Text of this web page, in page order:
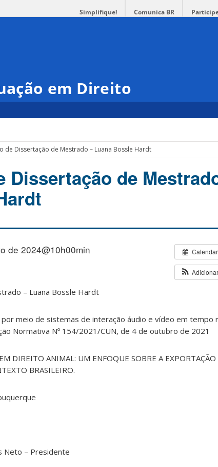
Simplifique! Comunica BR
em Direito
de Dissertação de Mestrado – Luana Bossle Hardt
Dissertação de
Calendar
de 2024@10h00min
– Luana Bossle Hardt
por meio de sistemas de interação áudio e vídeo em tempo
Normativa Nº 154/2021/CUN, de 4 de outubro de 2021
DIREITO ANIMAL: UM ENFOQUE SOBRE A
BRASILEIRO.
Neto – Presidente